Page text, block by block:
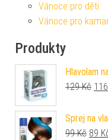
Vánoce pro děti
Vánoce pro
Produkty
Hlavolam
129Kč 116
Sprej na
99Kč 89